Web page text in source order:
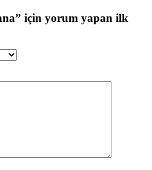
için yorum yapan ilk